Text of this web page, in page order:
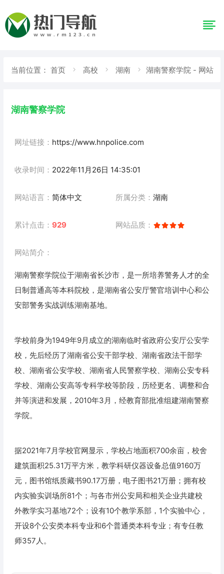
当前位置： 首页 高校 湖南 湖南警察学院 - 网站
湖南警察学院
网址链接： https://www.hnpolice.com
收录时间： 2022年11月26日 14:35:01
网站语言： 简体中文 所属分类： 湖南
累计点击： 929 网站品质：
网站简介：
湖南警察学院位于湖南省长沙市，是一所培养警务人才的全
日制普通高等本科院校，是湖南省公安厅警官培训中心和公
安部警务实战训练湖南基地。
学校前身为1949年9月成立的湖南临时省政府公安厅公安学
校，先后经历了湖南省公安干部学校、湖南省政法干部学
校、湖南省公安学校、湖南省人民警察学校、湖南公安专科
学校、湖南公安高等专科学校等阶段，历经更名、调整和合
并等演进和发展，2010年3月，经教育部批准组建湖南警察
学院。
据2021年7月学校官网显示，学校占地面积700余亩，校舍
建筑面积25.31万平方米，教学科研仪器设备总值9160万
元，图书馆纸质藏书90.17万册，电子图书21万册；拥有校
内实验实训场所81个；与各市州公安局和相关企业共建校
外教学实习基地72个；设有10个教学系部，1个实验中心，
开设8个公安类本科专业和6个普通类本科专业；有专任教
师357人。